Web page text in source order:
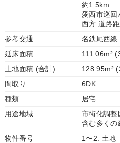
約1.5km
愛西市巡回
西方 道路
参考交通
名鉄尾西線
延床面積
111.06m²
土地面積 (合計)
128.95m²
間取り
6DK
種類
居宅
用途地域
市街化調整
含む多くの
物件番号
1〜2. 土地